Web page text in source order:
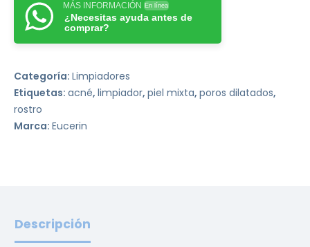
MÁS INFORMACIÓN En línea
¿Necesitas ayuda antes de
comprar?
Categoría: Limpiadores
Etiquetas: acné, limpiador, piel mixta, poros dilatados,
rostro
Marca: Eucerin
Descripción